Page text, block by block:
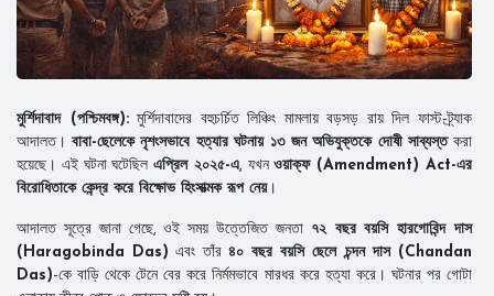
মুর্শিদাবাদ (পশ্চিমবঙ্গ):মুর্শিদাবাদের বহুচর্চিত লিঞ্চিং মামলায় বড়সড় রায় দিল ফাস্ট-ট্র্যাক
আদালত। বাবা-ছেলেকে নৃশংসভাবে হত্যার ঘটনায় ১৩ জন অভিযুক্তকে দোষী সাব্যস্তকরা
হয়েছে। এই ঘটনা ঘটেছিলএপ্রিল ২০২৫-এ, যখনওয়াক্‌ফ (Amendment) Act-এর
বিরোধিতাকে কেন্দ্র করে বিক্ষোভ হিংসাত্মক রূপ নেয়।
আদালত সূত্রে জানা গেছে, ওই সময় উত্তেজিত জনতা ৭২ বছর বয়সি হারগোবিন্দ দাস
(Haragobinda Das) এবং তাঁর ৪০ বছর বয়সি ছেলে চন্দন দাস (Chandan
Das)-কে বাড়ি থেকে টেনে বের করে নির্মমভাবে মারধর করে হত্যা করে। ঘটনার পর গোটা